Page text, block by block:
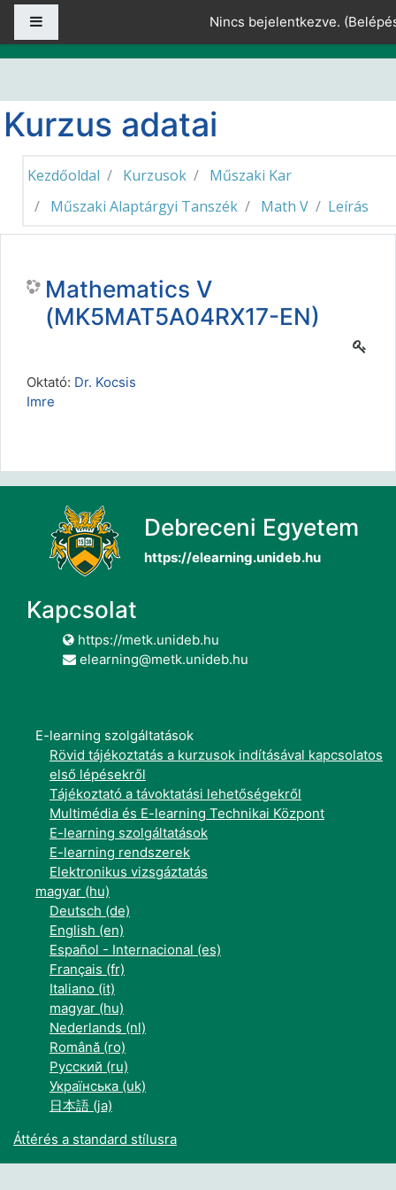
Tovább a fő tartalomhoz
Nincs bejelentkezve. (
Kurzus adatai
Kezdőoldal Kurzusok
Műszaki Kar
Műszaki Alaptárgyi Tanszék
Math V Leírás
Mathematics V
(MK5MAT5A04RX17-EN)
Oktató: Dr. Kocsis
Imre
Debreceni Egyetem
https://elearning.unideb.hu
Kapcsolat
https://metk.unideb.hu
elearning@metk.unideb.hu
E-learning szolgáltatások
Rövid tájékoztatás a kurzusok indításával kapcsolatos
első lépésekről
Tájékoztató a távoktatási lehetőségekről
Multimédia és E-learning Technikai Központ
E-learning szolgáltatások
E-learning rendszerek
Elektronikus vizsgáztatás
magyar ‎(hu)‎
Deutsch ‎(de)‎
English ‎(en)‎
Español - Internacional ‎(es)‎
Français ‎(fr)‎
Italiano ‎(it)‎
magyar ‎(hu)‎
Nederlands ‎(nl)‎
Română ‎(ro)‎
Русский ‎(ru)‎
Українська ‎(uk)‎
日本語 ‎(ja)‎
Áttérés a standard stílusra